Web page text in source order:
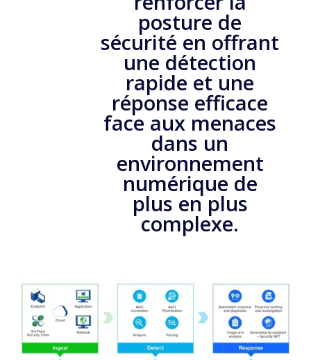
posture de
sécurité en offrant
une détection
rapide et une
réponse efficace
face aux menaces
dans un
environnement
numérique de
plus en plus
complexe.